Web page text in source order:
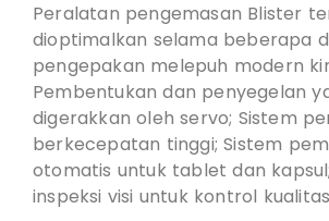
Peralatan pengemasan Blister
dioptimalkan selama beberapa
pengepakan melepuh modern
Pembentukan dan penyegelan
digerakkan oleh servo; Sistem
berkecepatan tinggi; Sistem
otomatis untuk tablet dan
inspeksi visi untuk kontrol kualitas